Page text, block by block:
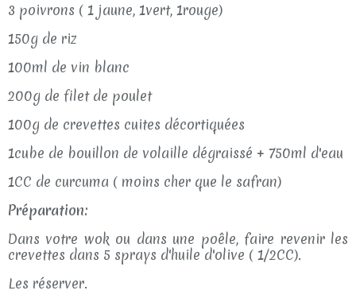
3 poivrons ( 1 jaune, 1vert, 1rouge)
150g de riz
100ml de vin blanc
200g de filet de poulet
100g de crevettes cuites décortiquées
1cube de bouillon de volaille dégraissé + 750ml d'eau
1CC de curcuma ( moins cher que le safran)
Préparation:
Dans votre wok ou dans une poêle, faire revenir les
crevettes dans 5 sprays d'huile d'olive ( 1/2CC).
Les réserver.